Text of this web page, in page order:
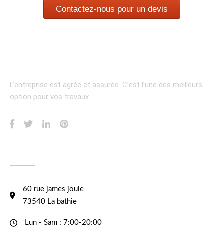
Contactez-nous pour un devis
L’entreprise est agrée et assurée. C’est l’une des meilleurs
option pour vos travaux.
60 rue james joule
73540 La bathie
Lun - Sam : 7:00-20:00